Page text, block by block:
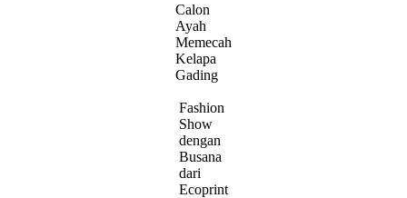
Calon
Ayah
Memecah
Kelapa
Gading
Fashion
Show
dengan
Busana
dari
Ecoprint